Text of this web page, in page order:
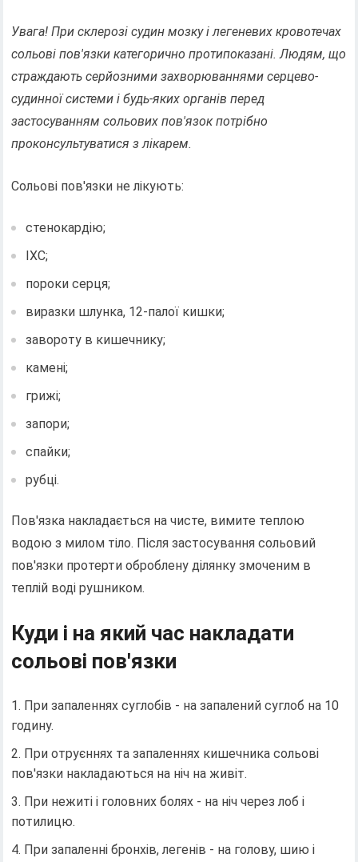
Увага! При склерозі судин мозку і легеневих кровотечах
сольові пов'язки категорично протипоказані. Людям, що
страждають серйозними захворюваннями серцево-
судинної системи і будь-яких органів перед
застосуванням сольових пов'язок потрібно
проконсультуватися з лікарем.
Сольові пов'язки не лікують:
стенокардію;
ІХС;
пороки серця;
виразки шлунка, 12-палої кишки;
завороту в кишечнику;
камені;
грижі;
запори;
спайки;
рубці.
Пов'язка накладається на чисте, вимите теплою
водою з милом тіло. Після застосування сольовий
пов'язки протерти оброблену ділянку змоченим в
теплій воді рушником.
Куди і на який час накладати
сольові пов'язки
При запаленнях суглобів - на запалений суглоб на 10
годину.
При отруєннях та запаленнях кишечника сольові
пов'язки накладаються на ніч на живіт.
При нежиті і головних болях - на ніч через лоб і
потилицю.
При запаленні бронхів, легенів - на голову, шию і